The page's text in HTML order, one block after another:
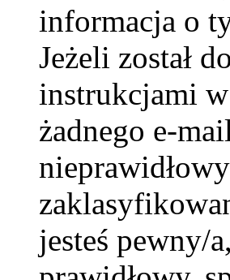
informacja o
Jeżeli został
instrukcjami
żadnego e-
jesteś pewny/